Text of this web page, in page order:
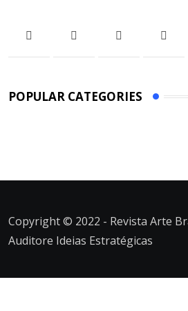
POPULAR CATEGORIES
Copyright © 2022 - Revista Arte
Auditore Ideias Estratégicas